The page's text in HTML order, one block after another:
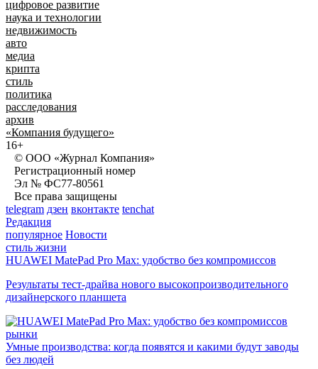
цифровое развитие
наука и технологии
недвижимость
авто
медиа
крипта
стиль
политика
расследования
архив
«Компания будущего»
16+
© ООО «Журнал Компания»
Регистрационный номер
Эл № ФС77-80561
Все права защищены
telegram дзен вконтакте tenchat
Редакция
популярное Новости
стиль жизни
HUAWEI MatePad Pro Max: удобство без компромиссов
Результаты тест-драйва нового высокопроизводительного
дизайнерского планшета
рынки
Умные производства: когда появятся и какими будут заводы
без людей